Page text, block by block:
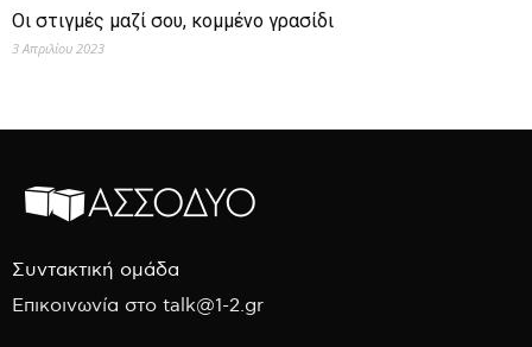
Οι στιγμές μαζί σου, κομμένο γρασίδι
3 Απριλίου 2023
Συντακτική ομάδα
Επικοινωνία στο talk@1-2.gr